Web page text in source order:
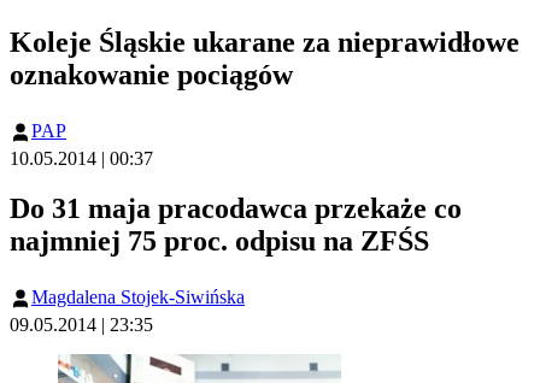
Koleje Śląskie ukarane za nieprawidłowe
oznakowanie pociągów
PAP
10.05.2014 | 00:37
Do 31 maja pracodawca przekaże co
najmniej 75 proc. odpisu na ZFŚS
Magdalena Stojek-Siwińska
09.05.2014 | 23:35